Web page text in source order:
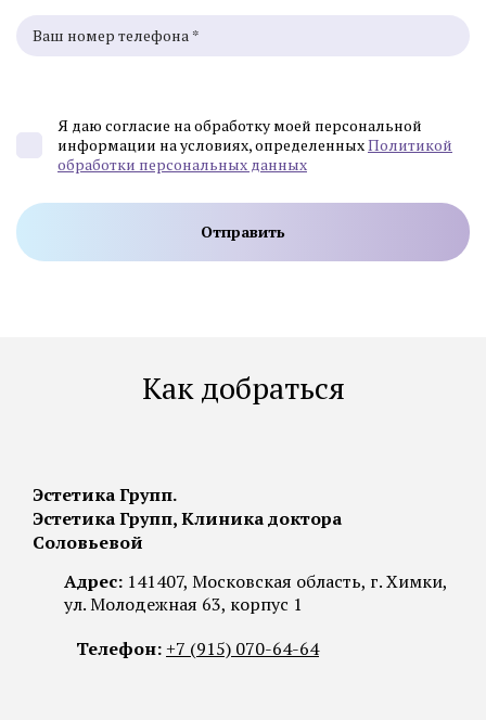
Я даю согласие на обработку моей персональной
информации на условиях, определенныхПолитикой
обработки персональных данных
Как добраться
Эстетика Групп.
Эстетика Групп, Клиника доктора
Соловьевой
Адрес:141407, Московская область, г. Химки,
ул. Молодежная 63, корпус 1
Телефон: +7 (915) 070-64-64